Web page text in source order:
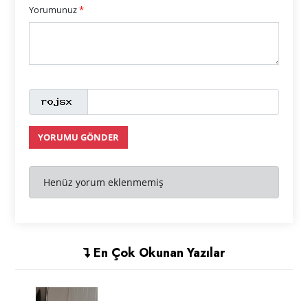
Yorumunuz*
YORUMU GÖNDER
Henüz yorum eklenmemiş
En Çok Okunan Yazılar